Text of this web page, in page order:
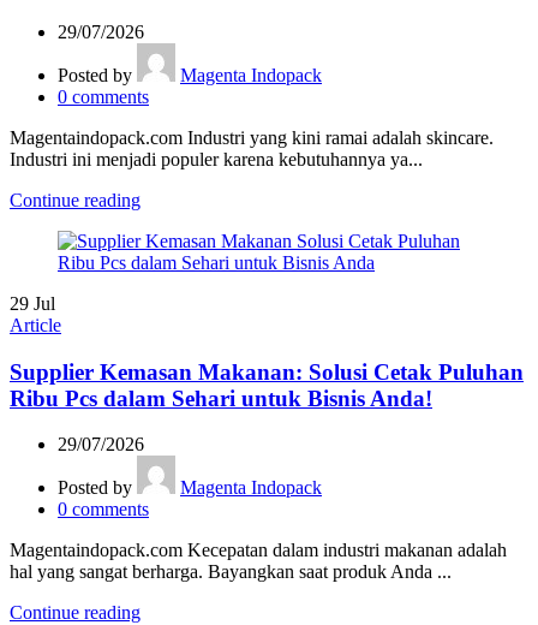
29/07/2026
Posted by
Magenta Indopack
0 comments
Magentaindopack.com Industri yang kini ramai adalah skincare.
Industri ini menjadi populer karena kebutuhannya ya...
Continue reading
29 Jul
Article
Supplier Kemasan Makanan: Solusi Cetak Puluhan
Ribu Pcs dalam Sehari untuk Bisnis Anda!
29/07/2026
Posted by
Magenta Indopack
0 comments
Magentaindopack.com Kecepatan dalam industri makanan adalah
hal yang sangat berharga. Bayangkan saat produk Anda ...
Continue reading